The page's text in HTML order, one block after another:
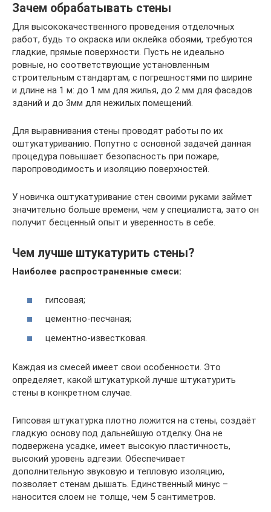
Зачем обрабатывать стены
Для высококачественного проведения отделочных
работ, будь то окраска или оклейка обоями, требуются
гладкие, прямые поверхности. Пусть не идеально
ровные, но соответствующие установленным
строительным стандартам, с погрешностями по ширине
и длине на 1 м: до 1 мм для жилья, до 2 мм для фасадов
зданий и до 3мм для нежилых помещений.
Для выравнивания стены проводят работы по их
оштукатуриванию. Попутно с основной задачей данная
процедура повышает безопасность при пожаре,
паропроводимость и изоляцию поверхностей.
У новичка оштукатуривание стен своими руками займет
значительно больше времени, чем у специалиста, зато он
получит бесценный опыт и уверенность в себе.
Чем лучше штукатурить стены?
Наиболее распространенные смеси:
гипсовая;
цементно-песчаная;
цементно-известковая.
Каждая из смесей имеет свои особенности. Это
определяет, какой штукатуркой лучше штукатурить
стены в конкретном случае.
Гипсовая штукатурка плотно ложится на стены, создаёт
гладкую основу под дальнейшую отделку. Она не
подвержена усадке, имеет высокую пластичность,
высокий уровень адгезии. Обеспечивает
дополнительную звуковую и тепловую изоляцию,
позволяет стенам дышать. Единственный минус –
наносится слоем не толще, чем 5 сантиметров.